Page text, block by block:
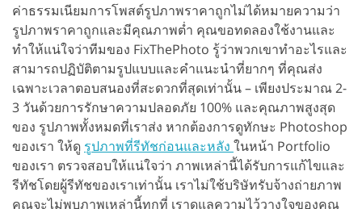
ค่าธรรมเนียมการโพสต์รูปภาพราคาถูกไม่ได้หมายความว่า
รูปภาพราคาถูกและมีคุณภาพต่ำ คุณขอทดลองใช้งานและ
ทำให้แน่ใจว่าทีมของ FixThePhoto รู้ว่าพวกเขาทำอะไรและ
สามารถปฏิบัติตามรูปแบบและคำแนะนำที่ยากๆ ที่คุณส่ง
เฉพาะเวลาตอบสนองที่สะดวกที่สุดเท่านั้น – เพียงประมาณ 2-
3 วันด้วยการรักษาความปลอดภัย 100% และคุณภาพสูงสุด
ของ รูปภาพทั้งหมดที่เราส่ง หากต้องการดูทักษะ Photoshop
ของเรา ให้ดู รูปภาพที่รีทัชก่อนและหลัง ในหน้า Portfolio
ของเรา ตรวจสอบให้แน่ใจว่า ภาพเหล่านี้ได้รับการแก้ไขและ
รีทัชโดยผู้รีทัชของเราเท่านั้น เราไม่ใช้บริษัทรับจ้างถ่ายภาพ
คุณจะไม่พบภาพเหล่านี้ทุกที่ เราดูแลความไว้วางใจของคุณ